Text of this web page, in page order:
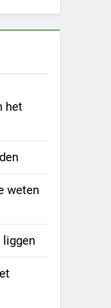
het
weten
liggen